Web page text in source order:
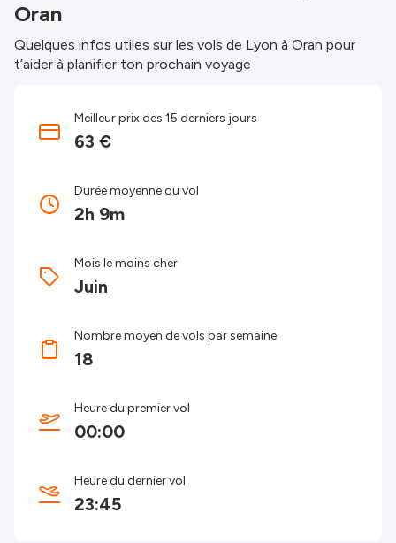
Oran
Quelques infos utiles sur les vols de Lyon à Oran pour
t’aider à planifier ton prochain voyage
Meilleur prix des 15 derniers jours
63 €
Durée moyenne du vol
2h 9m
Mois le moins cher
Juin
Nombre moyen de vols par semaine
18
Heure du premier vol
00:00
Heure du dernier vol
23:45